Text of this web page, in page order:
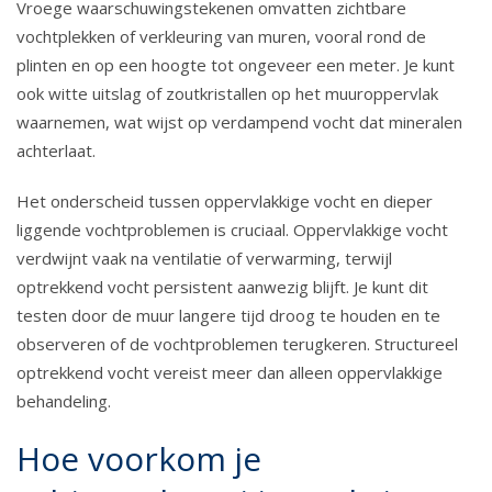
Vroege waarschuwingstekenen omvatten zichtbare
vochtplekken of verkleuring van muren, vooral rond de
plinten en op een hoogte tot ongeveer een meter. Je kunt
ook witte uitslag of zoutkristallen op het muuroppervlak
waarnemen, wat wijst op verdampend vocht dat mineralen
achterlaat.
Het onderscheid tussen oppervlakkige vocht en dieper
liggende vochtproblemen is cruciaal. Oppervlakkige vocht
verdwijnt vaak na ventilatie of verwarming, terwijl
optrekkend vocht persistent aanwezig blijft. Je kunt dit
testen door de muur langere tijd droog te houden en te
observeren of de vochtproblemen terugkeren. Structureel
optrekkend vocht vereist meer dan alleen oppervlakkige
behandeling.
Hoe voorkom je